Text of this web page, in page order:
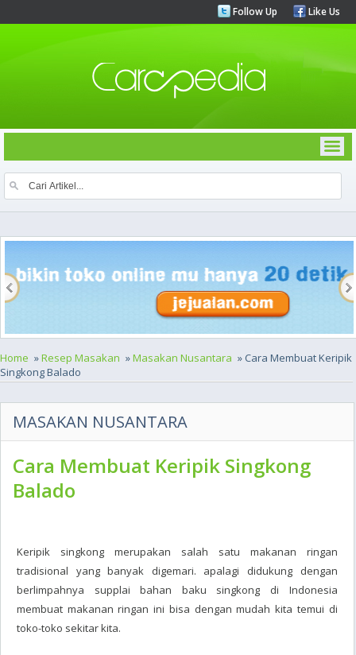
Follow Up Like Us
Home »Resep Masakan »Masakan Nusantara » Cara Membuat Keripik
Singkong Balado
MASAKAN NUSANTARA
Cara Membuat Keripik Singkong
Balado
Keripik singkong merupakan salah satu makanan ringan
tradisional yang banyak digemari. apalagi didukung dengan
berlimpahnya supplai bahan baku singkong di Indonesia
membuat makanan ringan ini bisa dengan mudah kita temui di
toko-toko sekitar kita.